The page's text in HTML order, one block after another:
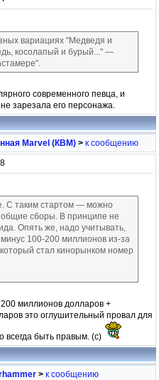
вариациях "Медведя и
косолапый и бурый..." —
современного певца, и
зарезала его персонажа.
Marvel (КВМ) > к сообщению
С таким стартом — можно
сборы. В принципе не
Опять же, надо учитывать,
100-200 миллионов из-за
стал кинорынком номер
миллионов долларов +
это оглушительный провал для
всегда быть правым. (с)
> к сообщению